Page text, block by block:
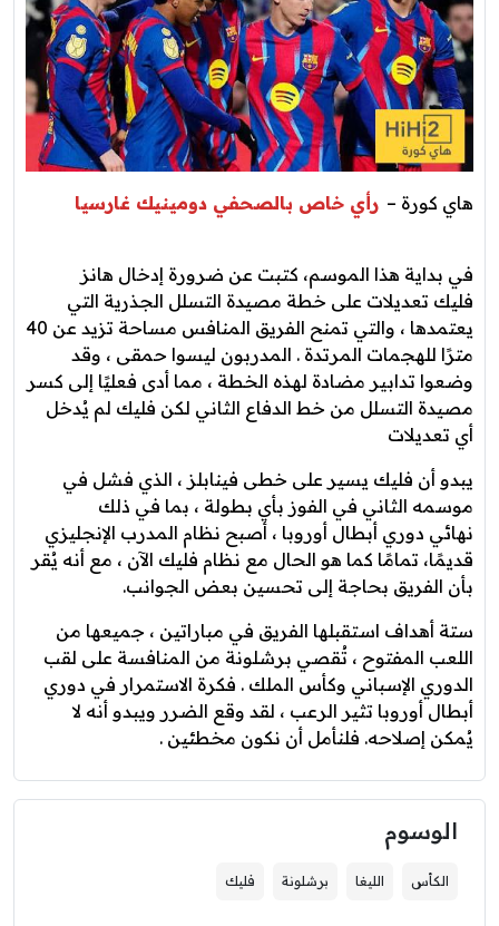
هاي كورة – رأي خاص بالصحفي دومينيك غارسيا
في بداية هذا الموسم، كتبت عن ضرورة إدخال هانز
فليك تعديلات على خطة مصيدة التسلل الجذرية التي
يعتمدها ، والتي تمنح الفريق المنافس مساحة تزيد عن 40
مترًا للهجمات المرتدة . المدربون ليسوا حمقى ، وقد
وضعوا تدابير مضادة لهذه الخطة ، مما أدى فعليًا إلى كسر
مصيدة التسلل من خط الدفاع الثاني لكن فليك لم يُدخل
أي تعديلات
يبدو أن فليك يسير على خطى فينابلز ، الذي فشل في
موسمه الثاني في الفوز بأي بطولة ، بما في ذلك
نهائي دوري أبطال أوروبا ، أصبح نظام المدرب الإنجليزي
قديمًا، تمامًا كما هو الحال مع نظام فليك الآن ، مع أنه يُقر
بأن الفريق بحاجة إلى تحسين بعض الجوانب.
ستة أهداف استقبلها الفريق في مباراتين ، جميعها من
اللعب المفتوح ، تُقصي برشلونة من المنافسة على لقب
الدوري الإسباني وكأس الملك . فكرة الاستمرار في دوري
أبطال أوروبا تثير الرعب ، لقد وقع الضرر ويبدو أنه لا
يُمكن إصلاحه. فلنأمل أن نكون مخطئين .
الوسوم
الكأس الليغا برشلونة فليك